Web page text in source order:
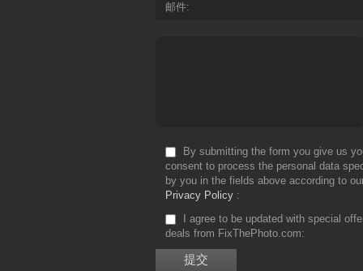
邮件
By submitting the form you give us
consent to process the personal data
by you in the fields above according to
Privacy Policy
I agree to be updated with special
deals from FixThePhoto.com